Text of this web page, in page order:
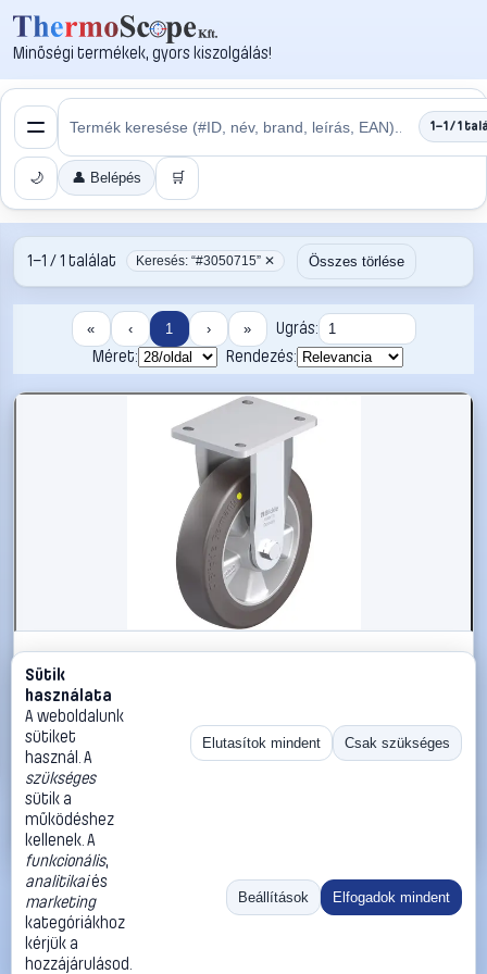
Minőségi termékek, gyors kiszolgálás!
1–1 / 1
🌙 👤 Belépés 🛒
1–1 / 1 találat Keresés: “#3050715” ✕ Összes törlése
« ‹ 1 › »
Ugrás:
Méret:
Rendezés:
Blickle 936547 BO-ALST 200K-AS Nagy teherbírású
rögzített kerék KerékØ: 200 mm Teherbírás (max.): 750
kg 1 db
Blickle Görgők, kerekek
96 990 Ft
Kosárba
«
Ugrás:
Méret:
Rendezés:
©2026
ÁSZF
Sütik
használata
A weboldalunk
sütiket
használ. A
szükséges
sütik a
működéshez
kellenek. A
funkcionális,
analitikaiés
marketing
kategóriákhoz
kérjük a
hozzájárulásod.
Elutasítok mindent Csak szükséges
Beállítások Elfogadok mindent